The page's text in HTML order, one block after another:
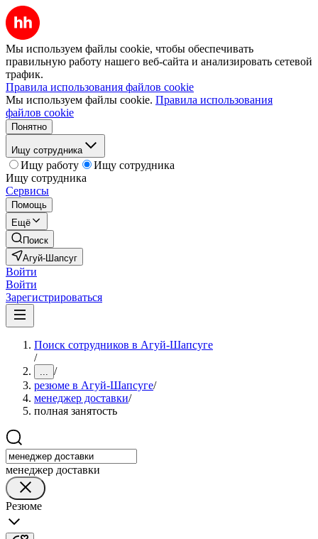
Мы используем файлы cookie, чтобы обеспечивать
правильную работу нашего веб-сайта и анализировать сетевой
трафик.
Правила использования файлов cookie
Мы используем файлы cookie. Правила использования
файлов cookie
Понятно
Ищу сотрудника
Ищу работу
Ищу сотрудника
Ищу сотрудника
Сервисы
Помощь
Ещё
Поиск
Агуй-Шапсуг
Войти
Войти
Зарегистрироваться
Поиск сотрудников в Агуй-Шапсуге
/
... /
резюме в Агуй-Шапсуге/
менеджер доставки/
полная занятость
менеджер доставки
Резюме